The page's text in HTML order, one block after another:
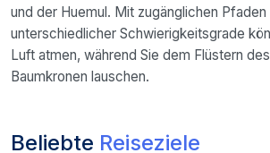
und der Huemul. Mit zugänglichen Pfaden
unterschiedlicher Schwierigkeitsgrade
Luft atmen, während Sie dem Flüstern
Baumkronen lauschen.
Beliebte Reiseziele